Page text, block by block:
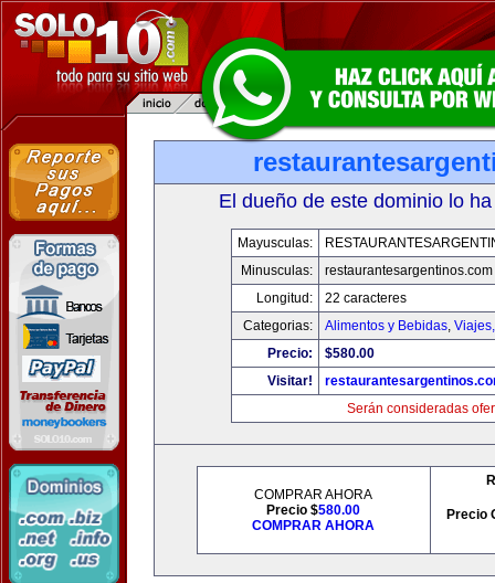
El dueño de este dominio lo
Mayusculas:
Minusculas:
restaurantesargentinos.com
Longitud:
22 caracteres
Categorias:
Alimentos y Bebidas,
Precio:
$580.00
Visitar!
Serán consideradas
COMPRAR AHORA
Precio $580.00
COMPRAR AHORA
Precio